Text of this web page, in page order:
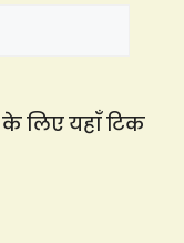
लिए यहाँ टिक